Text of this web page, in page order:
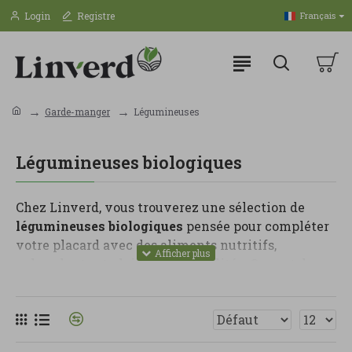
Login Registre Français
Garde-manger Légumineuses
Légumineuses biologiques
Chez Linverd, vous trouverez une sélection de
légumineuses biologiques pensée pour compléter
votre placard avec des aliments nutritifs,
polyvalents et pleins de possibilités. Ce sont des
semaine.